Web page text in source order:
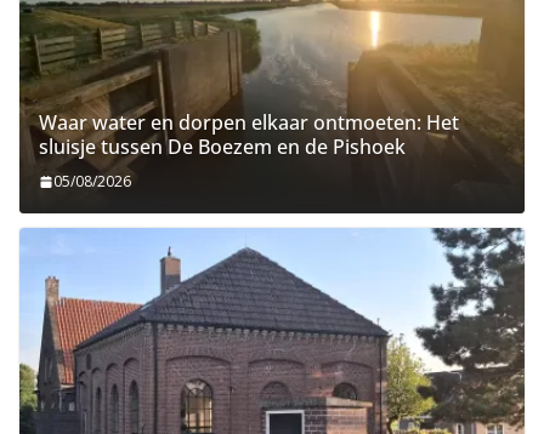
Waar water en dorpen elkaar ontmoeten: Het
sluisje tussen De Boezem en de Pishoek
05/08/2026